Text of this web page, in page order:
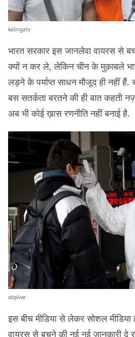
kalingatv
भारत सरकार इस जानलेवा वायरस से
क्यों न कर ले, लेकिन चीन के मुक़ाबले
लड़ने के पर्याप्त साधन मौजूद ही नहीं हैं.
बस सतर्कता बरतने की ही बात कहती
अब भी कोई ख़ास रणनीति नहीं बनाई है.
abplive
इस बीच मीडिया से लेकर सोशल मीडिया
वायरस से बचने की नई नई जानकारी दे